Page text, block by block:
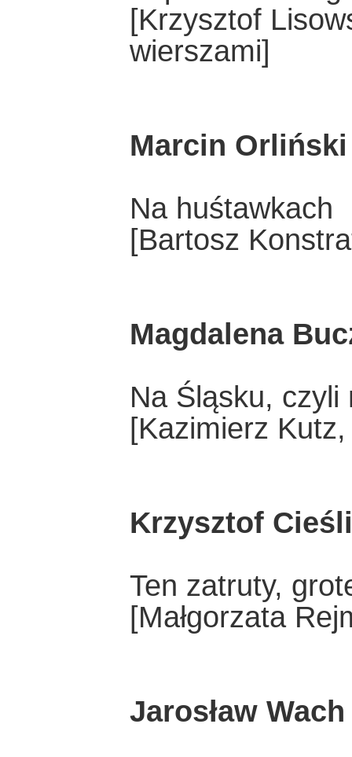
[Krzysztof
wierszami]
Marcin Orliński
Na huśtawkach
[Bartosz
Magdalena
Na Śląsku, czyli
[Kazimierz
Krzysztof
Ten zatruty,
[Małgorzata
Jarosław Wach